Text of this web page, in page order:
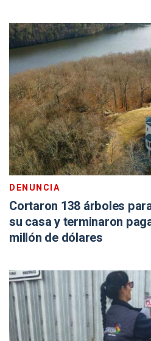
DENUNCIA
Cortaron 138 árboles
su casa y terminaron
millón de dólares